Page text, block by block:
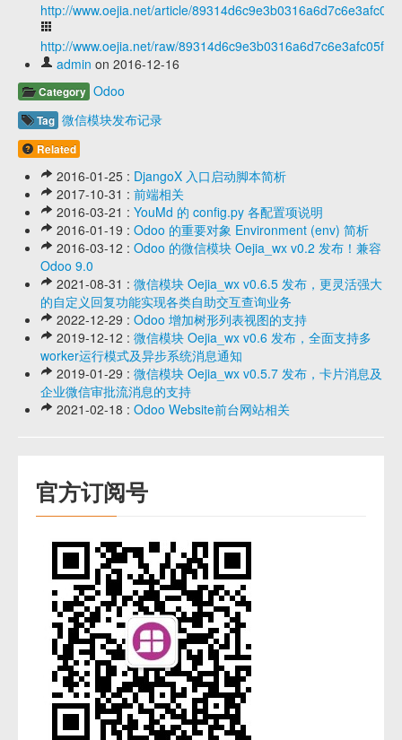
http://www.oejia.net/article/
http://www.oejia.net/raw/89314d6c9e3b0316a6d7c6e3afc05f2a
admin on 2016-12-16
Category Odoo
Tag 微信模块发布记录
Related
2016-01-25 : DjangoX 入口启动脚本简析
2017-10-31 : 前端相关
2016-03-21 : YouMd 的 config.py 各配置项说明
2016-01-19 : Odoo 的重要对象 Environment (env) 简析
2016-03-12 : Odoo 的微信模块 Oejia_wx v0.2 发布！兼容
Odoo 9.0
2021-08-31 : 微信模块 Oejia_wx v0.6.5 发布，更灵活强大
的自定义回复功能实现各类自助交互查询业务
2022-12-29 : Odoo 增加树形列表视图的支持
2019-12-12 : 微信模块 Oejia_wx v0.6 发布，全面支持多
worker运行模式及异步系统消息通知
2019-01-29 : 微信模块 Oejia_wx v0.5.7 发布，卡片消息及
企业微信审批流消息的支持
2021-02-18 : Odoo Website前台网站相关
官方订阅号